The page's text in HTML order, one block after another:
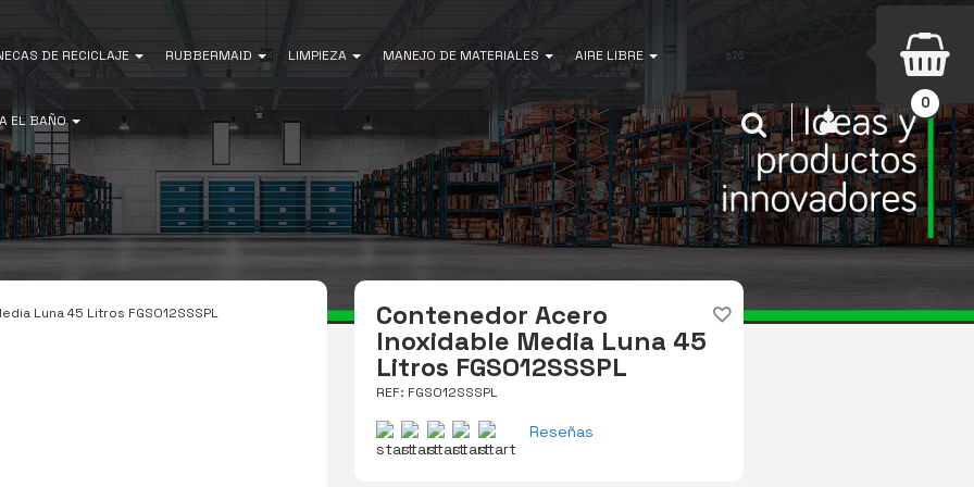
DE RECICLAJE RUBBERMAID LIMPIEZA MANEJO DE MATERIALES AIRE LIBRE
EL BAÑO INICIAR SESIÓN
Buscar
0
Luna 45 Litros FGSO12SSSPL
Contenedor Acero
Inoxidable Media Luna 45
Litros FGSO12SSSPL
REF: FGSO12SSSPL
Reseñas